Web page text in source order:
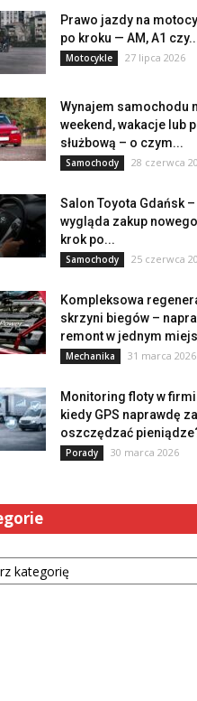
Prawo jazdy na
po kroku — AM, A1
Motocykle 27 lipca 2026
Wynajem samochodu
weekend, wakacje lub
służbową – o czym...
Samochody 28 czerwca
Salon Toyota Gdańsk
wygląda zakup
krok po...
Samochody 25 czerwca
Kompleksowa
skrzyni biegów –
remont w jednym
Mechanika 31 marca 2026
Monitoring floty w
kiedy GPS naprawdę
oszczędzać
Porady 30 marca 2026